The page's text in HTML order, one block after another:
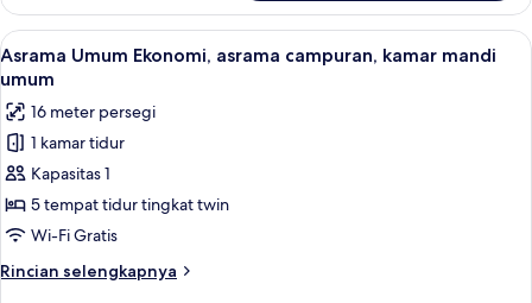
Kamar
Double
Standar,
kamar
pribadi
Lihat
semua
foto
untuk
Asrama
Umum
Ekonomi,
asrama
campuran,
kamar
Tirai kedap cahaya, setrika/meja
5
Asrama Umum Ekonomi, asrama campuran, kamar mandi
umum
16 meter persegi
1 kamar tidur
Kapasitas 1
5 tempat tidur tingkat twin
Wi-Fi Gratis
Rincian selengkapnya
Rincian